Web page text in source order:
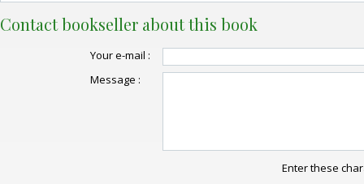
Contact bookseller about this book
Your e-mail :
Message :
Enter these